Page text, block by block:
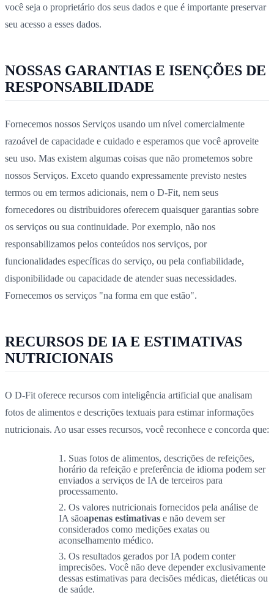
você seja o proprietário dos seus dados e que é importante preservar
seu acesso a esses dados.
NOSSAS GARANTIAS E ISENÇÕES DE
RESPONSABILIDADE
Fornecemos nossos Serviços usando um nível comercialmente
razoável de capacidade e cuidado e esperamos que você aproveite
seu uso. Mas existem algumas coisas que não prometemos sobre
nossos Serviços. Exceto quando expressamente previsto nestes
termos ou em termos adicionais, nem o D-Fit, nem seus
fornecedores ou distribuidores oferecem quaisquer garantias sobre
os serviços ou sua continuidade. Por exemplo, não nos
responsabilizamos pelos conteúdos nos serviços, por
funcionalidades específicas do serviço, ou pela confiabilidade,
disponibilidade ou capacidade de atender suas necessidades.
Fornecemos os serviços "na forma em que estão".
RECURSOS DE IA E ESTIMATIVAS
NUTRICIONAIS
O D-Fit oferece recursos com inteligência artificial que analisam
fotos de alimentos e descrições textuais para estimar informações
nutricionais. Ao usar esses recursos, você reconhece e concorda que:
Suas fotos de alimentos, descrições de refeições,
horário da refeição e preferência de idioma podem ser
enviados a serviços de IA de terceiros para
processamento.
Os valores nutricionais fornecidos pela análise de
IA sãoapenas estimativas e não devem ser
considerados como medições exatas ou
aconselhamento médico.
Os resultados gerados por IA podem conter
imprecisões. Você não deve depender exclusivamente
dessas estimativas para decisões médicas, dietéticas ou
de saúde.